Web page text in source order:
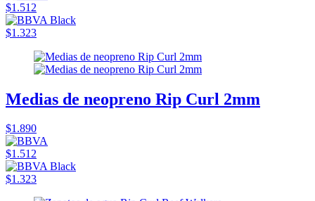
$1.512
$1.323
Medias de neopreno Rip Curl 2mm
$1.890
$1.512
$1.323